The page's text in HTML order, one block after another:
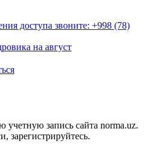
доступа звоните: +998 (78)
на август
учетную запись сайта norma.uz.
зарегистрируйтесь.